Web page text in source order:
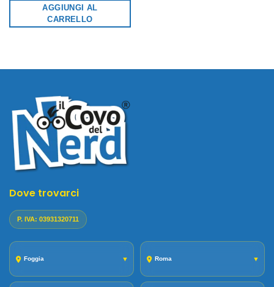
AGGIUNGI AL
CARRELLO
Dove trovarci
P. IVA: 03931320711
Foggia ▼ Roma ▼